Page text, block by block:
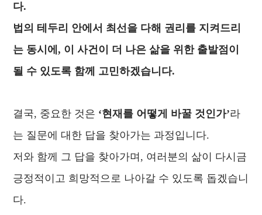
다.
법의 테두리 안에서 최선을 다해 권리를 지켜드리
는 동시에, 이 사건이 더 나은 삶을 위한 출발점이
될 수 있도록 함께 고민하겠습니다.
결국, 중요한 것은 ‘현재를 어떻게 바꿀 것인가’라
는 질문에 대한 답을 찾아가는 과정입니다.
저와 함께 그 답을 찾아가며, 여러분의 삶이 다시금
긍정적이고 희망적으로 나아갈 수 있도록 돕겠습니
다.